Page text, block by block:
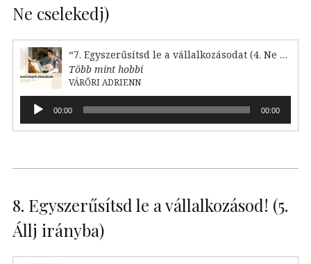
Ne cselekedj)
“7. Egyszerűsítsd le a vállalkozásodat (4. Ne cselekedj)”
Több mint hobbi
VÁRŐRI ADRIENN
Audió
lejátszó00:00 00:00
8. Egyszerűsítsd le a vállalkozásod! (5.
Állj irányba)